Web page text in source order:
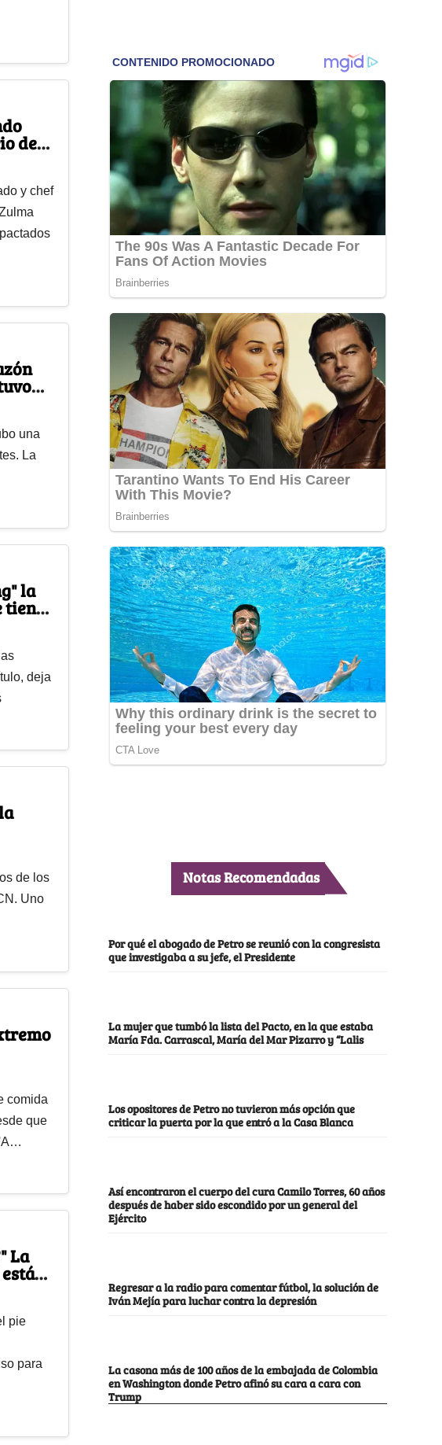
de
y chef
una
La
la
tiene
deja
de los
Uno
comida
que
'A…
La
pie
para
Notas Recomendadas
Por qué el abogado de Petro se reunió con la congresista
que investigaba a su jefe, el Presidente
La mujer que tumbó la lista del Pacto, en la que estaba
María Fda. Carrascal, María del Mar Pizarro y “Lalis
Los opositores de Petro no tuvieron más opción que
criticar la puerta por la que entró a la Casa Blanca
Así encontraron el cuerpo del cura Camilo Torres, 60 años
después de haber sido escondido por un general del
Ejército
Regresar a la radio para comentar fútbol, la solución de
Iván Mejía para luchar contra la depresión
La casona más de 100 años de la embajada de Colombia
en Washington donde Petro afinó su cara a cara con
Trump